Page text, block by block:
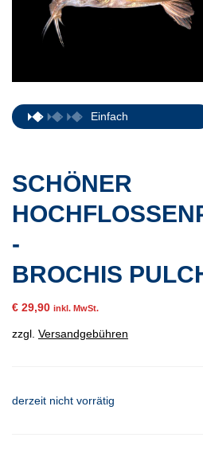
Einfach
SCHÖNER
-
BROCHIS
€ 29,90 inkl. MwSt.
zzgl. Versandgebühren
derzeit nicht vorrätig